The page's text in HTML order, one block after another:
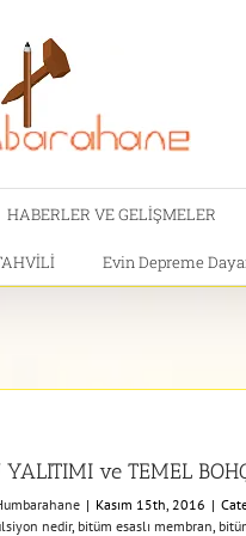
HABERLER VE GELİŞMELER
Evin Depreme
YALITIMI ve TEMEL
| Kasım 15th, 2016 |
nedir, bitüm esaslı membran,